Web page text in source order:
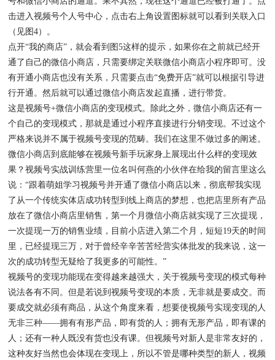
击进入视频号个人号中心，点击右上角设置图标就可以看到关联入口
（见图4）。
点开“我的商店”，就会看到图5这样的提示，如果你在之前就已经开
通了自己的微信小商店，只需要绑定关联微信小商店小程序即可。没
有开通小商店也没有关系，只需要点击“免费开店”就可以根据引导进
行开通。然后就可以通过微信小商店发起直播，进行带货。
这是视频号+微信小商店的变现模式。除此之外，微信小商店还有一
个自己的变现模式，那就是通过小程序直接进行分销变现。不过这个
严格来说并不属于视频号变现的范畴。我们在这里不做过多的阐述。
微信小商店到底能够在视频号新手玩家身上展现出什么样的变现效
果？视频号实战训练营里一位名叫何燕的小伙伴在给我的留言里这么
说：“跟着萌姐学习视频号并开通了微信小商店以来，彻底帮我实现
了从一个传统实体店成功转型到线上商店的梦想，也把店里所有产品
放在了微信小商店里销售，第一个月微信小商店就实现了三次提现，
一次提现一万的销售业绩，目前小店进入第二个月，短短19天的时间
里，已经提现三万，对于曾经辛辛苦苦经营实体批发的我来说，这一
次的成功转型无疑给了我更多的可能性。”
视频号的变现功能现在变得越来越强大，关于视频号变现的模式每种
说法各有不同。但是若说到视频号变现的本质，无非就是要成交。而
要成交就必须有商品，从这个角度来看，想要使视频号实现变现的人
无非三种——拥有有形产品，即有货的人；拥有无形产品，即有课的
人；还有一种人既没有货也没有课。但视频号对新人是非常友好的，
这种友好当然也会体现在变现上，所以不管是哪种类型的新人，视频